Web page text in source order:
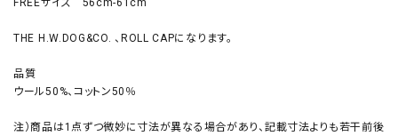
FREEサイズ 56cm-61cm
THE H.W.DOG&CO. 、ROLL CAPになります。
品質
ウール50%、コットン50％
注）商品は1点ずつ微妙に寸法が異なる場合があり、記載寸法よりも若干前後